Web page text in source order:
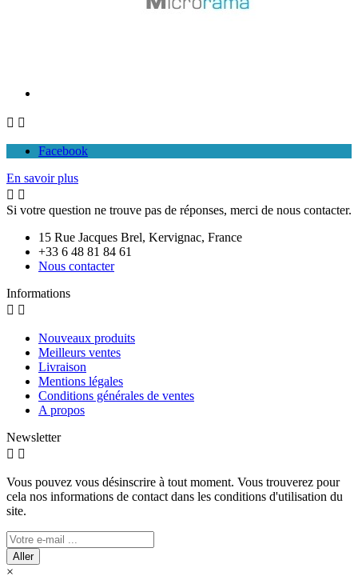
 
Facebook
En savoir plus
 
Si votre question ne trouve pas de réponses, merci de nous contacter.
15 Rue Jacques Brel, Kervignac, France
+33 6 48 81 84 61
Nous contacter
Informations
 
Nouveaux produits
Meilleurs ventes
Livraison
Mentions légales
Conditions générales de ventes
A propos
Newsletter
 
Vous pouvez vous désinscrire à tout moment. Vous trouverez pour
cela nos informations de contact dans les conditions d'utilisation du
site.
Aller
×